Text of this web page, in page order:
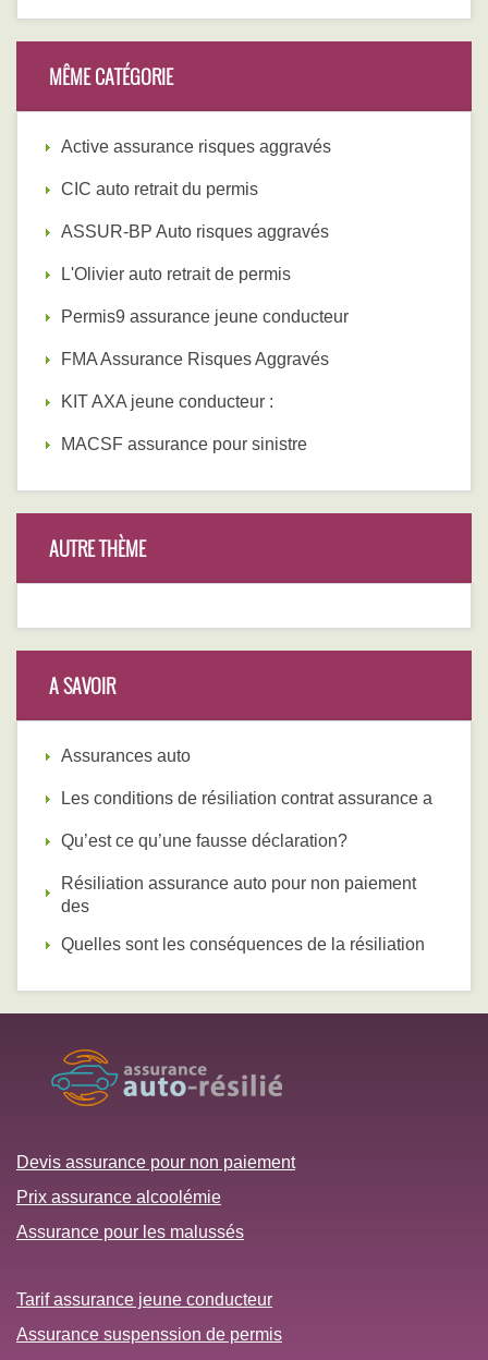
MÊME CATÉGORIE
Active assurance risques aggravés
CIC auto retrait du permis
ASSUR-BP Auto risques aggravés
L'Olivier auto retrait de permis
Permis9 assurance jeune conducteur
FMA Assurance Risques Aggravés
KIT AXA jeune conducteur :
MACSF assurance pour sinistre
AUTRE THÈME
A SAVOIR
Assurances auto
Les conditions de résiliation contrat assurance a
Qu’est ce qu’une fausse déclaration?
Résiliation assurance auto pour non paiement
des
Quelles sont les conséquences de la résiliation
Devis assurance pour non paiement
Prix assurance alcoolémie
Assurance pour les malussés
Tarif assurance jeune conducteur
Assurance suspenssion de permis